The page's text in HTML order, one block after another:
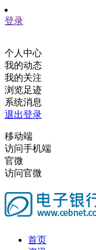
登录
个人中心
我的动态
我的关注
浏览足迹
系统消息
退出登录
移动端
访问手机端
官微
访问官微
首页